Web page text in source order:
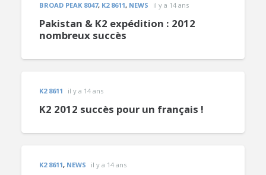
BROAD PEAK 8047, K2 8611, NEWS il y a 14 ans
Pakistan & K2 expédition : 2012
nombreux succès
K2 8611 il y a 14 ans
K2 2012 succès pour un français !
K2 8611, NEWS il y a 14 ans